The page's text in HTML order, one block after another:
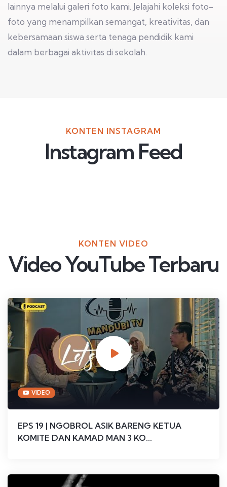
lainnya melalui galeri foto kami. Jelajahi koleksi foto-
foto yang menampilkan semangat, kreativitas, dan
kebersamaan siswa serta tenaga pendidik kami
dalam berbagai aktivitas di sekolah.
KONTEN INSTAGRAM
Instagram Feed
KONTEN VIDEO
Video YouTube Terbaru
VIDEO
EPS 19 | NGOBROL ASIK BARENG KETUA
KOMITE DAN KAMAD MAN 3 KO...